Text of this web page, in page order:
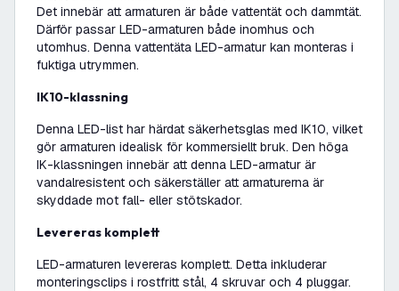
Det innebär att armaturen är både vattentät och dammtät.
Därför passar LED-armaturen både inomhus och
utomhus. Denna vattentäta LED-armatur kan monteras i
fuktiga utrymmen.
IK10-klassning
Denna LED-list har härdat säkerhetsglas med IK10, vilket
gör armaturen idealisk för kommersiellt bruk. Den höga
IK-klassningen innebär att denna LED-armatur är
vandalresistent och säkerställer att armaturerna är
skyddade mot fall- eller stötskador.
Levereras komplett
LED-armaturen levereras komplett. Detta inkluderar
monteringsclips i rostfritt stål, 4 skruvar och 4 pluggar.